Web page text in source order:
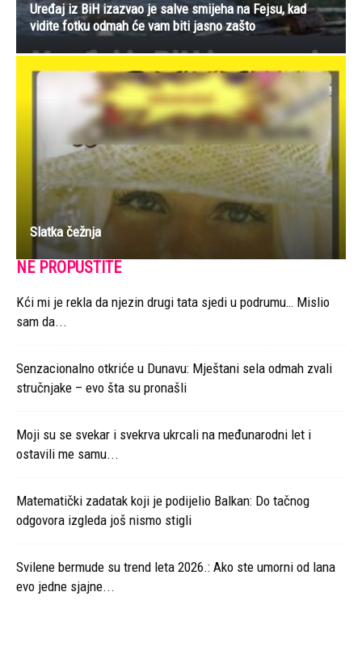
Uređaj iz BiH izazvao je salve smijeha na Fejsu, kad
vidite fotku odmah će vam biti jasno zašto
Slatka čežnja
NE PROPUSTITE
Kći mi je rekla da njezin drugi tata sjedi u podrumu… Mislio
sam da...
Senzacionalno otkriće u Dunavu: Mještani sela odmah zvali
stručnjake – evo šta su pronašli
Moji su se svekar i svekrva ukrcali na međunarodni let i
ostavili me samu...
Matematički zadatak koji je podijelio Balkan: Do tačnog
odgovora izgleda još nismo stigli
Svilene bermude su trend leta 2026.: Ako ste umorni od lana
evo jedne sjajne...